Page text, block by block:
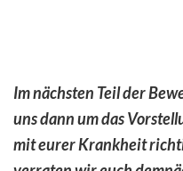
Im nächsten Teil der
uns dann um das
mit eurer Krankheit